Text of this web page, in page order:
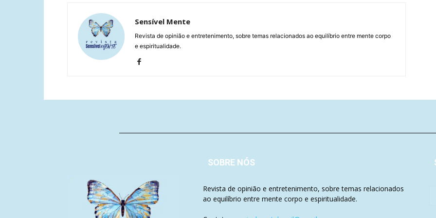
Sensível Mente
Revista de opinião e entretenimento, sobre temas relacionados ao equilíbrio entre mente corpo
e espiritualidade.
SOBRE NÓS
Revista de opinião e entretenimento, sobre temas relacionados
ao equilíbrio entre mente corpo e espiritualidade.